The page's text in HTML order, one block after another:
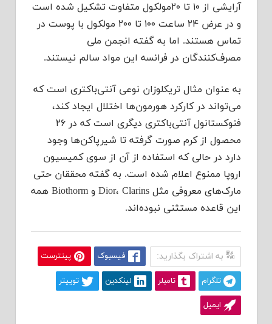
آرایشی از ۱۰ تا ۲۰مولکول متفاوت تشکیل شده است
و در عرض ۲۴ ساعت ۱۰۰ تا ۲۰۰ مولکول با پوست در
تماس هستند. اما به گفته انجمن ملی
مصرف‌کنندگان در فرانسه این مواد سالم نیستند.
به عنوان مثال تریکلوزان نوعی آنتی‌باکتری است که
می‌تواند در کارکرد هورمون‌ها اختلال ایجاد کند،
فنوکستانول آنتی‌باکتری دیگری است که در ۲۶
محصول از کرم صورت گرفته تا شیرپاکن‌ها وجود
دارد در حالی که استفاده از آن از سوی کمیسیون
اروپا ممنوع اعلام شده است. به گفته محققان حتی
مارک‌های معروفی مثل Dior، Clarins و Biothorm همه
این قاعده مستثنی نبوده‌اند.
به اشتراک بگذارید: فیسبوک پینترست
تلگرام تامبلر لینکدین توییتر
ایمیل